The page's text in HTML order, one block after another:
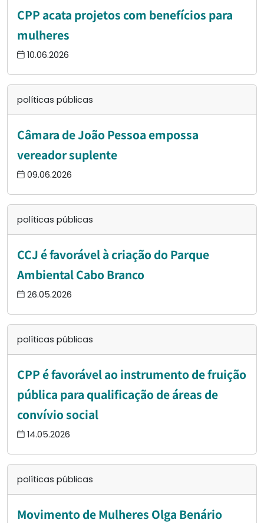
CPP acata projetos com benefícios para
mulheres
10.06.2026
políticas públicas
Câmara de João Pessoa empossa
vereador suplente
09.06.2026
políticas públicas
CCJ é favorável à criação do Parque
Ambiental Cabo Branco
26.05.2026
políticas públicas
CPP é favorável ao instrumento de fruição
pública para qualificação de áreas de
convívio social
14.05.2026
políticas públicas
Movimento de Mulheres Olga Benário